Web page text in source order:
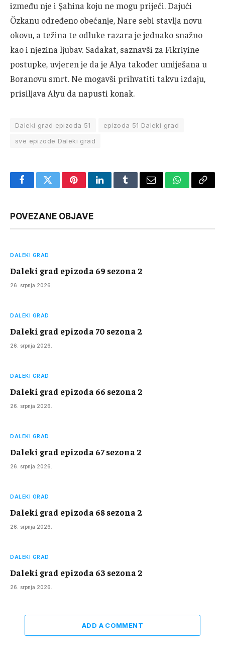
između nje i Şahina koju ne mogu prijeći. Dajući
Özkanu određeno obećanje, Nare sebi stavlja novu
okovu, a težina te odluke razara je jednako snažno
kao i njezina ljubav. Sadakat, saznavši za Fikriyine
postupke, uvjeren je da je Alya također umiješana u
Boranovu smrt. Ne mogavši prihvatiti takvu izdaju,
prisiljava Alyu da napusti konak.
Daleki grad epizoda 51
epizoda 51 Daleki grad
sve epizode Daleki grad
FacebookTwitterPinterestLinkedInTumblrEmail WhatsApp
Copy
POVEZANE OBJAVE
DALEKI GRAD
Daleki grad epizoda 69 sezona 2
26. srpnja 2026.
DALEKI GRAD
Daleki grad epizoda 70 sezona 2
26. srpnja 2026.
DALEKI GRAD
Daleki grad epizoda 66 sezona 2
26. srpnja 2026.
DALEKI GRAD
Daleki grad epizoda 67 sezona 2
26. srpnja 2026.
DALEKI GRAD
Daleki grad epizoda 68 sezona 2
26. srpnja 2026.
DALEKI GRAD
Daleki grad epizoda 63 sezona 2
26. srpnja 2026.
ADD A COMMENT